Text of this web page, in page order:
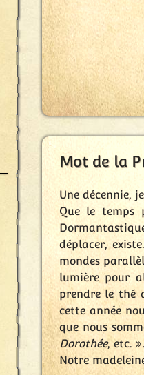
Mot de la
Une décennie,
Que le temps
déplacer,
mondes
lumière pour
prendre le thé
cette année
que nous
Dorothée, etc. ».
Notre